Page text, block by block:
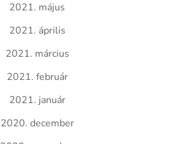
2021. május
2021. április
2021. március
2021. február
2021. január
2020. december